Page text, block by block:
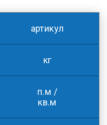
артикул
кг
п.м /
кв.м